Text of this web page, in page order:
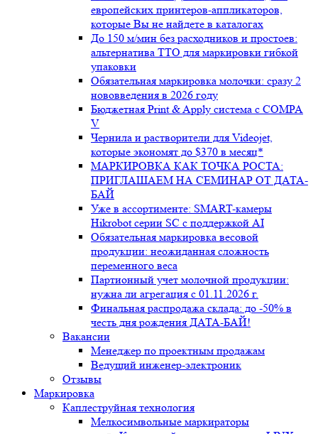
европейских принтеров-аппликаторов,
которые Вы не найдете в каталогах
До 150 м/мин без расходников и простоев:
альтернатива ТТО для маркировки гибкой
упаковки
Обязательная маркировка молочки: сразу 2
нововведения в 2026 году
Бюджетная Print & Apply система с COMPA
V
Чернила и растворители для Videojet,
которые экономят до $370 в месяц*
МАРКИРОВКА КАК ТОЧКА РОСТА:
ПРИГЛАШАЕМ НА СЕМИНАР ОТ ДАТА-
БАЙ
Уже в ассортименте: SMART-камеры
Hikrobot серии SC с поддержкой AI
Обязательная маркировка весовой
продукции: неожиданная сложность
переменного веса
Партионный учет молочной продукции:
нужна ли агрегация с 01.11.2026 г.
Финальная распродажа склада: до -50% в
честь дня рождения ДАТА-БАЙ!
Вакансии
Менеджер по проектным продажам
Ведущий инженер-электроник
Отзывы
Маркировка
Каплеструйная технология
Мелкосимвольные маркираторы